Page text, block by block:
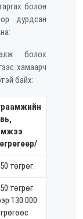
болон
дурдсан
болох
хамаарч
байх:
төгрөг.
төгрөг
130 000